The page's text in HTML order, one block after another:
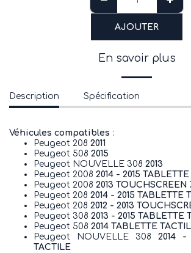
AJOUTER
En savoir plus
Description Spécification
Véhicules compatibles :
Peugeot 208 2011
Peugeot 508 2015
Peugeot NOUVELLE 308 2013
Peugeot 2008 2014 - 2015
Peugeot 2008 2013 TOUCHSCREEN
Peugeot 208 2014 - 2015 TABLETTE
Peugeot 208 2012 - 2013
Peugeot 308 2013 - 2015 TABLETTE
Peugeot 508 2014 TABLETTE
Peugeot NOUVELLE 308 2014 -
TACTILE